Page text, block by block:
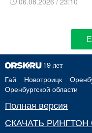
Гай Новотроицк
Оренбургской области
Полная версия
СКАЧАТЬ РИНГТОН